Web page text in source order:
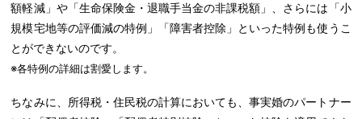
額軽減」や「生命保険金・退職手当金の非課税額」、さらには「小
規模宅地等の評価減の特例」「障害者控除」といった特例も使うこ
とができないのです。
※各特例の詳細は割愛します。
ちなみに、所得税・住民税の計算においても、事実婚のパートナー